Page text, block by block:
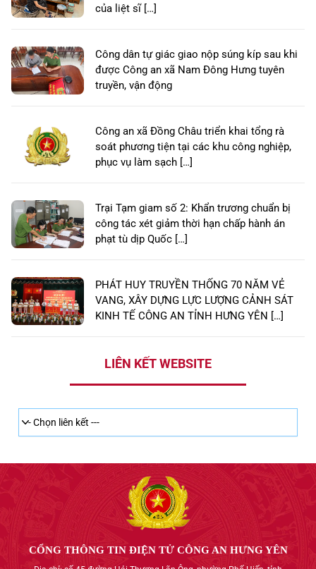
của liệt sĩ […]
Công dân tự giác giao nộp súng kíp sau khi
được Công an xã Nam Đông Hưng tuyên
truyền, vận động
Công an xã Đồng Châu triển khai tổng rà
soát phương tiện tại các khu công nghiệp,
phục vụ làm sạch […]
Trại Tạm giam số 2: Khẩn trương chuẩn bị
công tác xét giảm thời hạn chấp hành án
phạt tù dịp Quốc […]
PHÁT HUY TRUYỀN THỐNG 70 NĂM VẺ
VANG, XÂY DỰNG LỰC LƯỢNG CẢNH SÁT
KINH TẾ CÔNG AN TỈNH HƯNG YÊN […]
LIÊN KẾT WEBSITE
CỔNG THÔNG TIN ĐIỆN TỬ CÔNG AN HƯNG YÊN